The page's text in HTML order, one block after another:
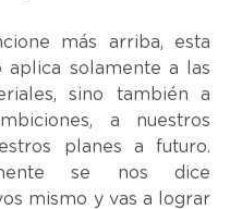
más arriba, esta
aplica solamente a las
sino también a
a nuestros
planes a futuro.
se nos dice
mismo y vas a lograr